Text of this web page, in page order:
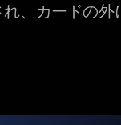
、カードの外